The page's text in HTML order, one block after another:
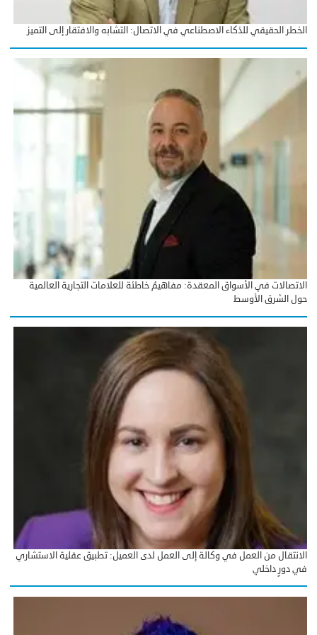
الخطر الحقيقي للذكاء الاصطناعي في الاتصال: التشابه والافتقار إلى التميز
الاتصالات في الأسواق المعقدة: مفاهيمُ خاطئة للعلامات التجارية العالمية
حول الشرق الأوسط
الانتقال من العمل في وكالة إلى العمل لدى العميل: تطبيق عقلية الاستشاري
في دورٍ داخلي